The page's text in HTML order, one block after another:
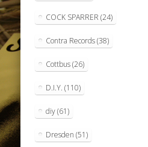
COCK SPARRER (24)
Contra Records(38)
Cottbus(26)
D.I.Y. (110)
diy(61)
Dresden (51)